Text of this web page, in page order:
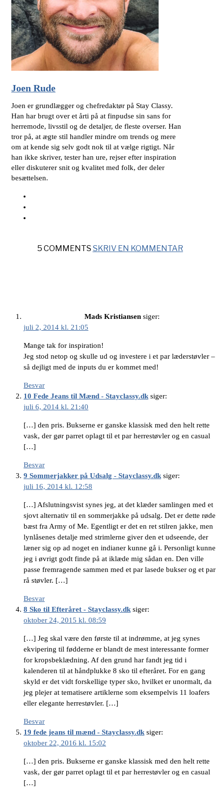
Joen Rude
Joen er grundlægger og chefredaktør på Stay Classy.
Han har brugt over et årti på at finpudse sin sans for
herremode, livsstil og de detaljer, de fleste overser. Han
tror på, at ægte stil handler mindre om trends og mere
om at kende sig selv godt nok til at vælge rigtigt. Når
han ikke skriver, tester han ure, rejser efter inspiration
eller diskuterer snit og kvalitet med folk, der deler
besættelsen.
5 COMMENTS SKRIV EN KOMMENTAR
Mads Kristiansen siger:
juli 2, 2014 kl. 21:05
Mange tak for inspiration!
Jeg stod netop og skulle ud og investere i et par læderstøvler –
så dejligt med de inputs du er kommet med!
Besvar
10 Fede Jeans til Mænd - Stayclassy.dk siger:
juli 6, 2014 kl. 21:40
[…] den pris. Bukserne er ganske klassisk med den helt rette
vask, der gør parret oplagt til et par herrestøvler og en casual
[…]
Besvar
9 Sommerjakker på Udsalg - Stayclassy.dk siger:
juli 16, 2014 kl. 12:58
[…] Afslutningsvist synes jeg, at det klæder samlingen med et
sjovt alternativ til en sommerjakke på udsalg. Det er dette røde
bæst fra Army of Me. Egentligt er det en ret stilren jakke, men
lynlåsenes detalje med strimlerne giver den et udseende, der
læner sig op ad noget en indianer kunne gå i. Personligt kunne
jeg i øvrigt godt finde på at iklæde mig sådan en. Den ville
passe fremragende sammen med et par lasede bukser og et par
rå støvler. […]
Besvar
8 Sko til Efteråret - Stayclassy.dk siger:
oktober 24, 2015 kl. 08:59
[…] Jeg skal være den første til at indrømme, at jeg synes
ekvipering til fødderne er blandt de mest interessante former
for kropsbeklædning. Af den grund har fandt jeg tid i
kalenderen til at håndplukke 8 sko til efteråret. For en gang
skyld er det vidt forskellige typer sko, hvilket er unormalt, da
jeg plejer at tematisere artiklerne som eksempelvis 11 loafers
eller elegante herrestøvler. […]
Besvar
19 fede jeans til mænd - Stayclassy.dk siger:
oktober 22, 2016 kl. 15:02
[…] den pris. Bukserne er ganske klassisk med den helt rette
vask, der gør parret oplagt til et par herrestøvler og en casual
[…]